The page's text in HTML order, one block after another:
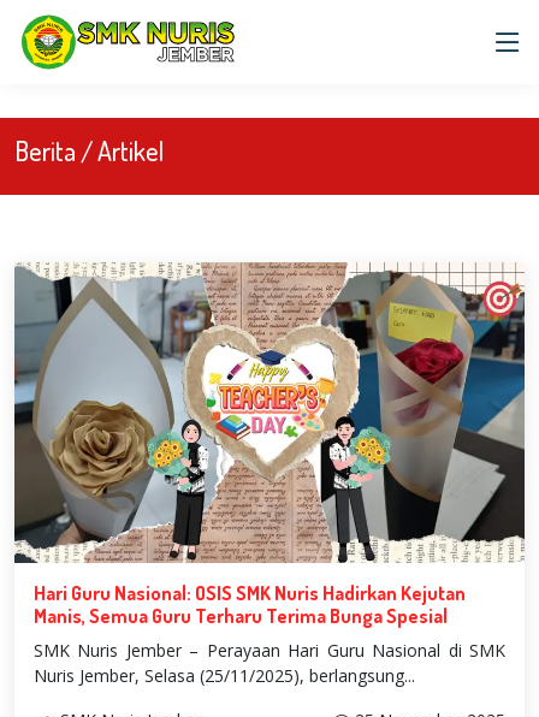
Berita / Artikel
Hari Guru Nasional: OSIS SMK Nuris Hadirkan Kejutan
Manis, Semua Guru Terharu Terima Bunga Spesial
SMK Nuris Jember – Perayaan Hari Guru Nasional di SMK
Nuris Jember, Selasa (25/11/2025), berlangsung...